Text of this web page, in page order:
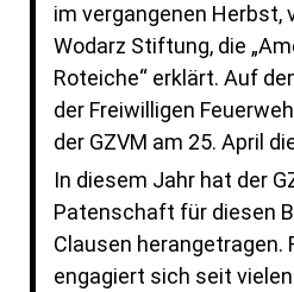
im vergangenen Herbst,
Wodarz Stiftung, die
Roteiche“ erklärt. Auf
der Freiwilligen
der GZVM am 25. April
In diesem Jahr hat der
Patenschaft für diesen
Clausen herangetragen.
engagiert sich seit